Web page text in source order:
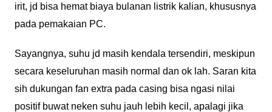
irit, jd bisa hemat biaya bulanan listrik kalian, khususnya
pada pemakaian PC.
Sayangnya, suhu jd masih kendala tersendiri, meskipun
secara keseluruhan masih normal dan ok lah. Saran kita
sih dukungan fan extra pada casing bisa ngasi nilai
positif buwat neken suhu jauh lebih kecil, apalagi jika